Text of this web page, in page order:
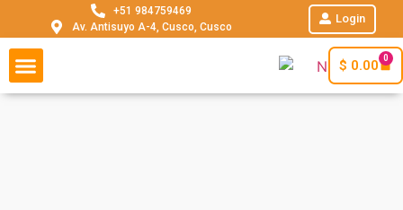
+51 984759469
Av. Antisuyo A-4, Cusco, Cusco
Login
$ 0.00 0